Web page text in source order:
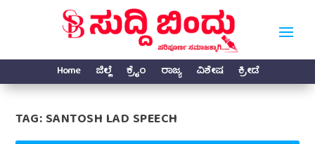
Home ಜಿಲ್ಲೆ ಕ್ರೈಂ ರಾಜ್ಯ ವಿಶೇಷ ಕ್ರೀಡೆ
TAG:SANTOSH LAD SPEECH